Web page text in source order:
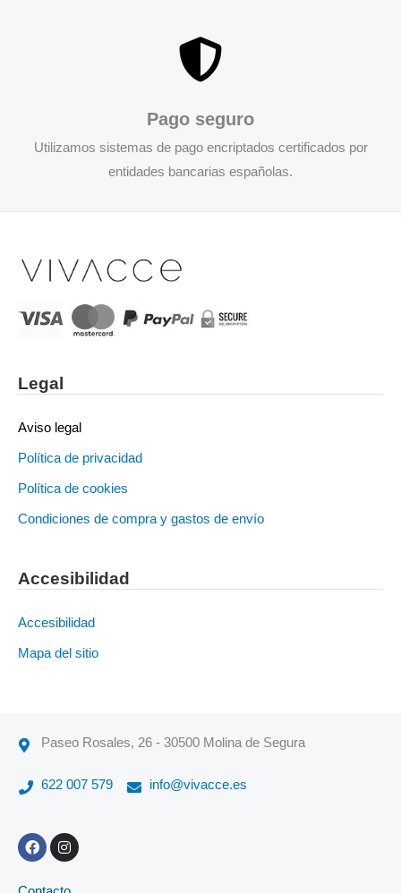
Pago seguro
Utilizamos sistemas de pago encriptados certificados por
entidades bancarias españolas.
Legal
Aviso legal
Política de privacidad
Política de cookies
Condiciones de compra y gastos de envío
Accesibilidad
Accesibilidad
Mapa del sitio
Paseo Rosales, 26 - 30500 Molina de Segura
622 007 579 info@vivacce.es
F
a
I
n